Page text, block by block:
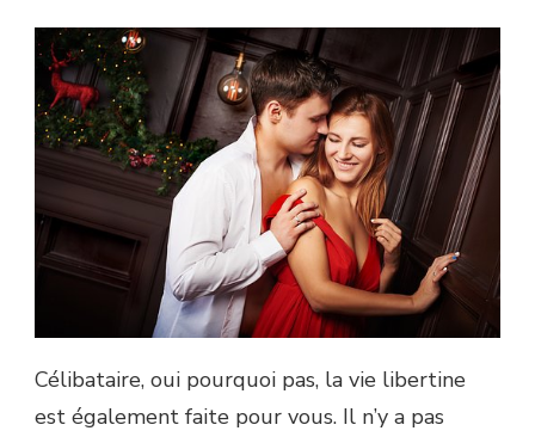
Célibataire, oui pourquoi pas, la vie libertine
est également faite pour vous. Il n’y a pas